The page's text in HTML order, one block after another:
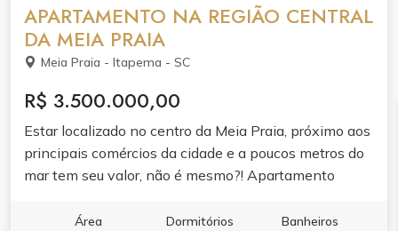
APARTAMENTO NA REGIÃO CENTRAL
DA MEIA PRAIA
Meia Praia - Itapema - SC
R$ 3.500.000,00
Estar localizado no centro da Meia Praia, próximo aos
principais comércios da cidade e a poucos metros do
mar tem seu valor, não é mesmo?! Apartamento
completa infraestrutura de lazer, prontinho para
Área
Dormitórios
Banheiros